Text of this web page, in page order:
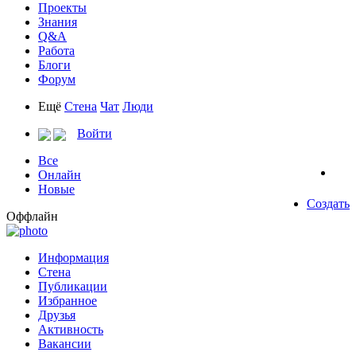
Проекты
Знания
Q&A
Работа
Блоги
Форум
Ещё Стена Чат Люди
Войти
Все
Онлайн
Новые
Создать
Оффлайн
Информация
Стена
Публикации
Избранное
Друзья
Активность
Вакансии